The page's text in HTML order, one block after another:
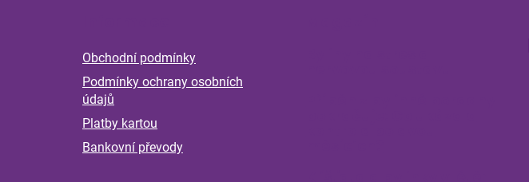
Obchodní podmínky
Podmínky ochrany osobních
údajů
Platby kartou
Bankovní převody